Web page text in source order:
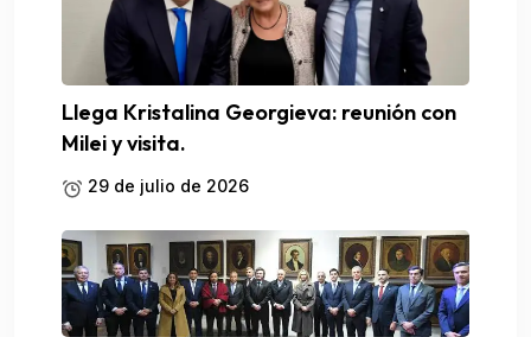
Llega Kristalina Georgieva: reunión con
Milei y visita.
29 de julio de 2026